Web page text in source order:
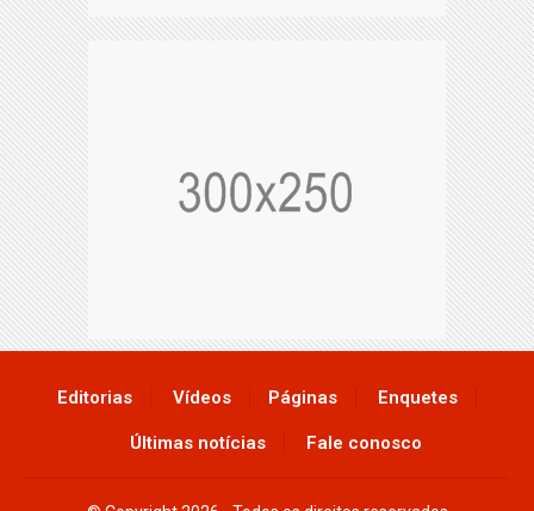
Editorias Vídeos Páginas Enquetes
Últimas notícias Fale conosco